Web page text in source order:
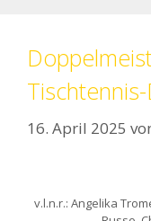
16. April 2025
v.l.n.r.: Angelika